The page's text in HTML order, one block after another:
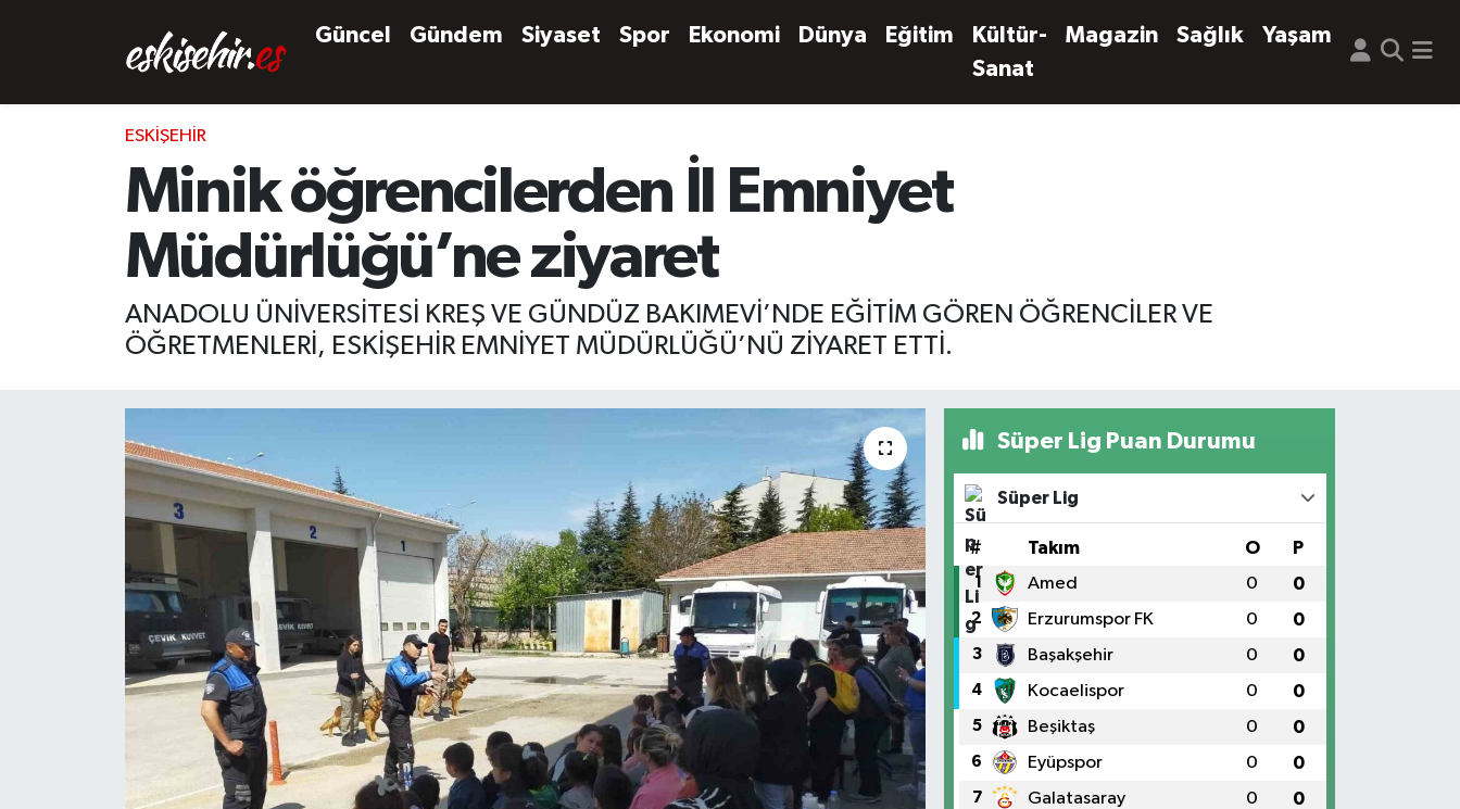
Güncel Gündem Siyaset Spor Ekonomi Dünya Eğitim
Kültür-
Sanat
Magazin Sağlık Yaşam
ESKIŞEHIR
Minik öğrencilerden İl Emniyet
Müdürlüğü’ne ziyaret
ANADOLU ÜNİVERSİTESİ KREŞ VE GÜNDÜZ BAKIMEVİ’NDE EĞİTİM GÖREN ÖĞRENCİLER VE
ÖĞRETMENLERİ, ESKİŞEHİR EMNİYET MÜDÜRLÜĞÜ’NÜ ZİYARET ETTİ.
Süper Lig Puan Durumu
Süper Lig
# Takım O P
1 Amed 0 0
2 Erzurumspor FK 0 0
3 Başakşehir 0 0
4 Kocaelispor 0 0
5 Beşiktaş 0 0
6 Eyüpspor 0 0
7 Galatasaray 0 0